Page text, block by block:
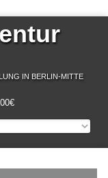
IN BERLIN-MITTE